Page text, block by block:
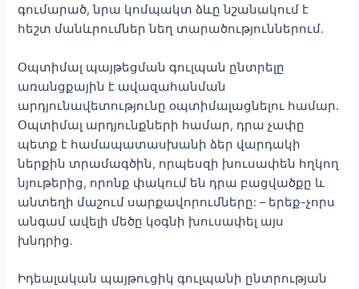
գումարած, նրա կոմպակտ ձևը նշանակում է
հեշտ մանևրումներ նեղ տարածություններում.
Օպտիմալ պայթեցման գուլպան ընտրելը
առանցքային է ավազահանման
արդյունավետությունը օպտիմալացնելու համար.
Օպտիմալ արդյունքների համար, դրա չափը
պետք է համապատասխանի ձեր վարդակի
ներքին տրամագծին, որպեսզի խուսափեն հղկող
նյութերից, որոնք փակում են դրա բացվածքը և
անտեղի մաշում սարքավորումները: – երեք-չորս
անգամ ավելի մեծը կօգնի խուսափել այս
խնդրից.
Իդեալական պայթուցիկ գուլպանի ընտրության